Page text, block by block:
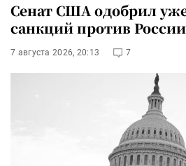
Сенат США одобрил
санкций против
7 августа 2026, 20:13 7